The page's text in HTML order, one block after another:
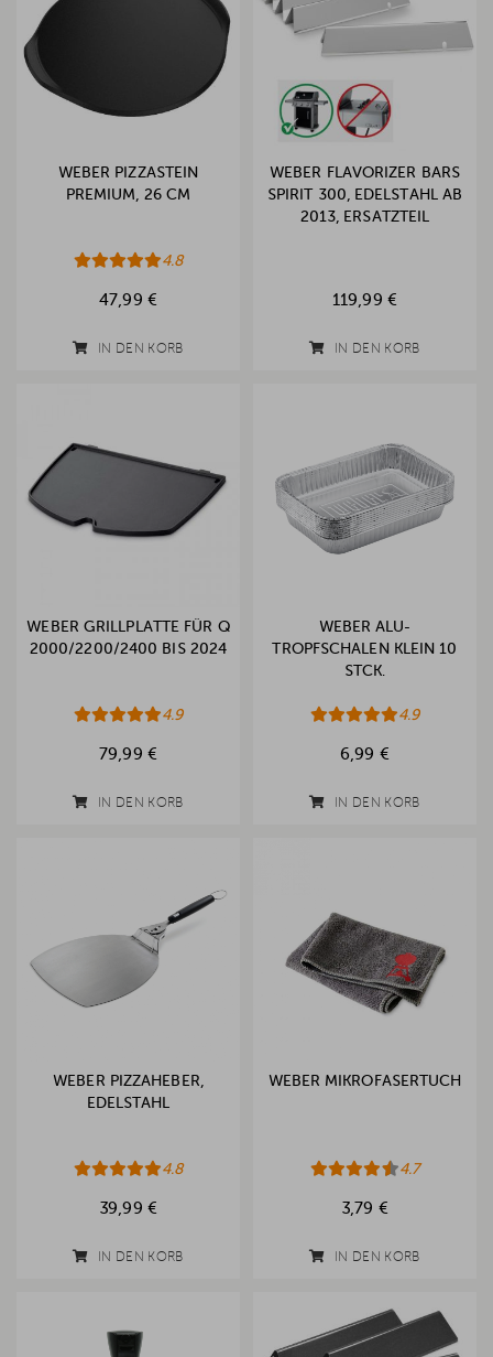
WEBER PIZZASTEIN
PREMIUM, 26 CM
4.8
47,99 €
IN DEN KORB
WEBER FLAVORIZER BARS
SPIRIT 300, EDELSTAHL AB
2013, ERSATZTEIL
119,99 €
IN DEN KORB
WEBER GRILLPLATTE FÜR Q
2000/2200/2400 BIS 2024
4.9
79,99 €
IN DEN KORB
WEBER ALU-
TROPFSCHALEN KLEIN 10
STCK.
4.9
6,99 €
IN DEN KORB
WEBER PIZZAHEBER,
EDELSTAHL
4.8
39,99 €
IN DEN KORB
WEBER MIKROFASERTUCH
4.7
3,79 €
IN DEN KORB